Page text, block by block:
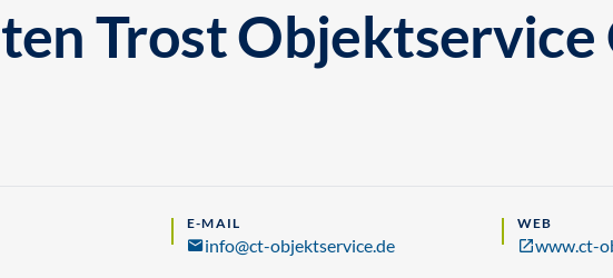
Trost Objektservice
E-MAIL
info@ct-objektservice.de
WEB
www.ct-